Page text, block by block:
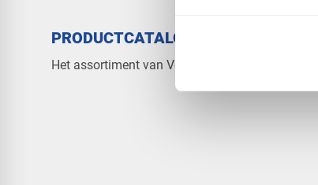
PRODUCTCATALOGUS 2026
Het assortiment van Vos Products